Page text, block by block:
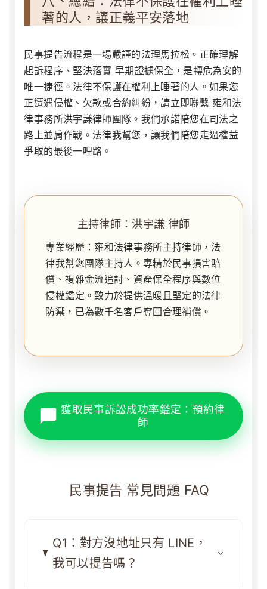
著的人，讓正義平安落地
民事提告流程是一場嚴謹的法理馬拉松。正確理解
起訴程序、堅決落實 早期證據保全 ，是轉危為安的
唯一捷徑。法律不保護在權利上睡著的人。如果您
正遭遇侵權、欠款或合約糾紛，請立即聯繫 雍和法
律事務所洪宇謙律師團隊。我們承諾陪您在司法之
路上並肩作戰。法律我幫您，讓我們陪您走過權益
爭取的最後一哩路。
主持律師：洪宇謙 律師
專業經歷：雍和法律事務所主持律師，法
律我幫您團隊主持人。專精於民事損害賠
償、複雜金流追討、資產保全程序與數位
侵權鑑定。致力於提供溫暖且堅定的法律
防禦，已為數千名客戶奪回合理補償。
獲取民事訴訟成功率鑑定：預約律
師
民事提告 常見問題 FAQ
Q1：對方沒地址只有 LINE，
我可以提告嗎？